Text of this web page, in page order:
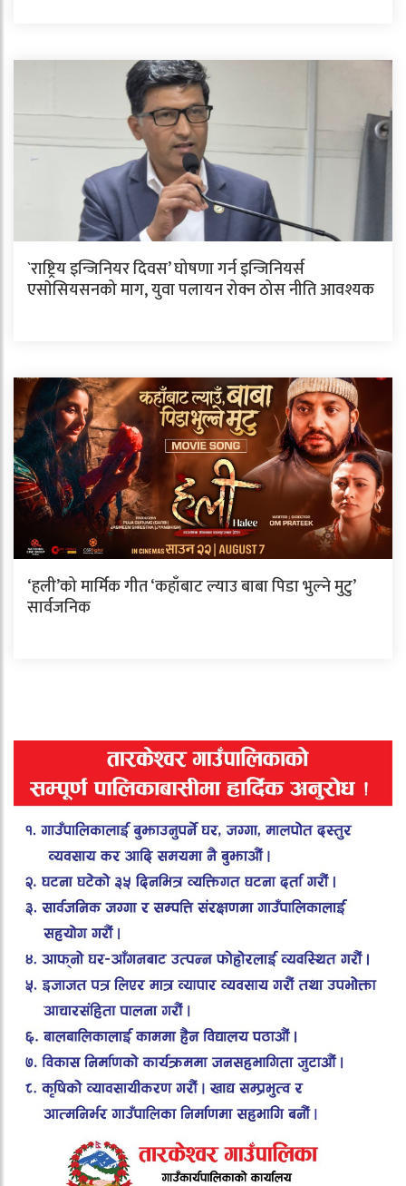
`राष्ट्रिय इन्जिनियर दिवस’ घोषणा गर्न इन्जिनियर्स
एसाेसियसनको माग, युवा पलायन रोक्न ठोस नीति आवश्यक
‘हली’को मार्मिक गीत ‘कहाँबाट ल्याउ बाबा पिडा भुल्ने मुटु’
सार्वजनिक